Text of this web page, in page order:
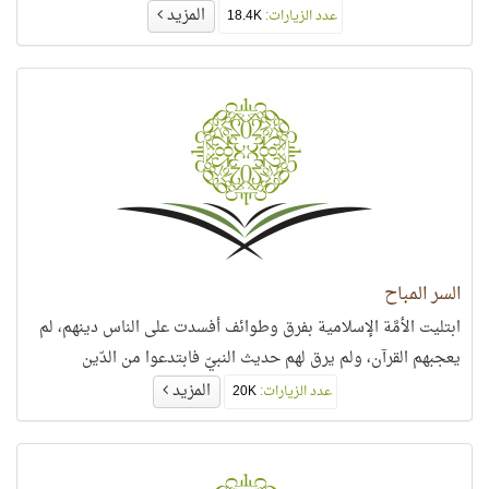
عدد الزيارات:18.4K المزيد
السر المباح
ابتليت الأمَّة الإسلامية بفرق وطوائف أفسدت على الناس دينهم، لم
يعجبهم القرآن، ولم يرق لهم حديث النبيّ فابتدعوا من الدّين
عدد الزيارات:20K المزيد